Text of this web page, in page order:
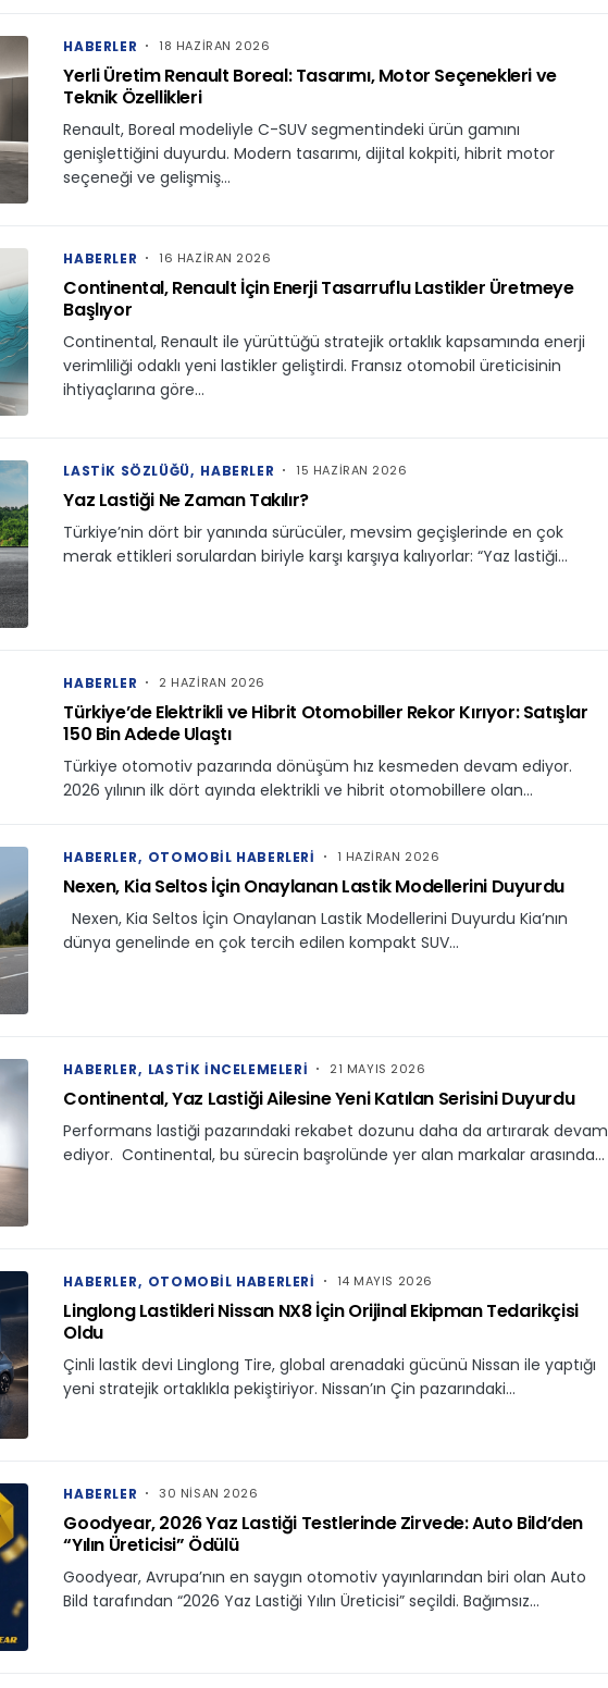
HABERLER 18 HAZIRAN 2026
Yerli Üretim Renault Boreal: Tasarımı, Motor Seçenekleri ve
Teknik Özellikleri
Renault, Boreal modeliyle C-SUV segmentindeki ürün gamını
genişlettiğini duyurdu. Modern tasarımı, dijital kokpiti, hibrit motor
seçeneği ve gelişmiş…
HABERLER 16 HAZIRAN 2026
Continental, Renault İçin Enerji Tasarruflu Lastikler Üretmeye
Başlıyor
Continental, Renault ile yürüttüğü stratejik ortaklık kapsamında enerji
verimliliği odaklı yeni lastikler geliştirdi. Fransız otomobil üreticisinin
ihtiyaçlarına göre…
LASTIK SÖZLÜĞÜ HABERLER 15 HAZIRAN 2026
Yaz Lastiği Ne Zaman Takılır?
Türkiye’nin dört bir yanında sürücüler, mevsim geçişlerinde en çok
merak ettikleri sorulardan biriyle karşı karşıya kalıyorlar: “Yaz lastiği…
HABERLER 2 HAZIRAN 2026
Türkiye’de Elektrikli ve Hibrit Otomobiller Rekor Kırıyor: Satışlar
150 Bin Adede Ulaştı
Türkiye otomotiv pazarında dönüşüm hız kesmeden devam ediyor.
2026 yılının ilk dört ayında elektrikli ve hibrit otomobillere olan…
HABERLER OTOMOBIL HABERLERI 1 HAZIRAN 2026
Nexen, Kia Seltos İçin Onaylanan Lastik Modellerini Duyurdu
Nexen, Kia Seltos İçin Onaylanan Lastik Modellerini Duyurdu Kia’nın
dünya genelinde en çok tercih edilen kompakt SUV…
HABERLER LASTIK İNCELEMELERI 21 MAYIS 2026
Continental, Yaz Lastiği Ailesine Yeni Katılan Serisini Duyurdu
Performans lastiği pazarındaki rekabet dozunu daha da artırarak devam
ediyor. Continental, bu sürecin başrolünde yer alan markalar arasında…
HABERLER OTOMOBIL HABERLERI 14 MAYIS 2026
Linglong Lastikleri Nissan NX8 İçin Orijinal Ekipman Tedarikçisi
Oldu
Çinli lastik devi Linglong Tire, global arenadaki gücünü Nissan ile yaptığı
yeni stratejik ortaklıkla pekiştiriyor. Nissan’ın Çin pazarındaki…
HABERLER 30 NISAN 2026
Goodyear, 2026 Yaz Lastiği Testlerinde Zirvede: Auto Bild’den
“Yılın Üreticisi” Ödülü
Goodyear, Avrupa’nın en saygın otomotiv yayınlarından biri olan Auto
Bild tarafından “2026 Yaz Lastiği Yılın Üreticisi” seçildi. Bağımsız…